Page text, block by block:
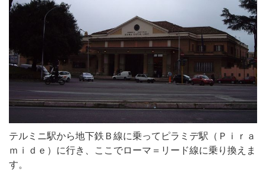
テルミニ駅から地下鉄Ｂ線に乗ってピラミデ駅（Ｐｉｒａ
ｍｉｄｅ）に行き、ここでローマ＝リード線に乗り換えま
す。